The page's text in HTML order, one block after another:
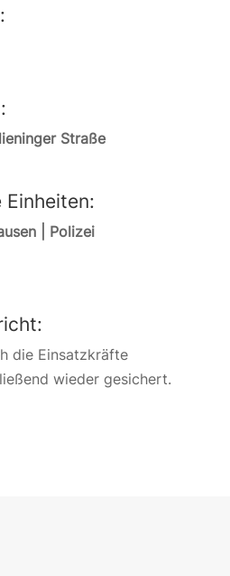
Straße
| Polizei
die Einsatzkräfte
wieder gesichert.